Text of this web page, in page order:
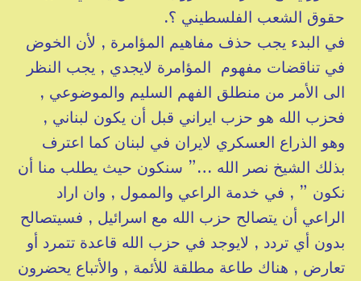
حقوق الشعب الفلسطيني ؟.
في البدء يجب حذف مفاهيم المؤامرة , لأن الخوض
في تناقضات مفهوم المؤامرة لايجدي , يجب النظر
الى الأمر من منطلق الفهم السليم والموضوعي ,
فحزب الله هو حزب ايراني قبل أن يكون لبناني ,
وهو الذراع العسكري لايران في لبنان كما اعترف
بذلك الشيخ نصر الله …” سنكون حيث يطلب منا أن
نكون ” , في خدمة الراعي والممول , وان اراد
الراعي أن يتصالح حزب الله مع اسرائيل , فسيتصالح
بدون أي تردد , لايوجد في حزب الله قاعدة تتمرد أو
تعارض , هناك طاعة مطلقة للأئمة , والأتباع يحضرون